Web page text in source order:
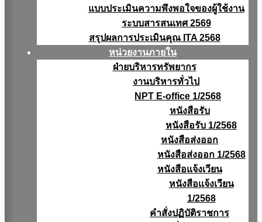
แบบประเมินความพึงพอใจของผู้ใช้งาน
ระบบสารสนเทศ 2569
สรุปผลการประเมินคุณ ITA 2568
หน่วยงานภายใน
ฝ่ายบริหารทรัพยากร
งานบริหารทั่วไป
NPT E-office 1/2568
หนังสือรับ
หนังสือรับ 1/2568
หนังสือส่งออก
หนังสือส่งออก 1/2568
หนังสือแจ้งเวียน
หนังสือเเจ้งเวียน
1/2568
คำสั่งปฏิบัติราชการ